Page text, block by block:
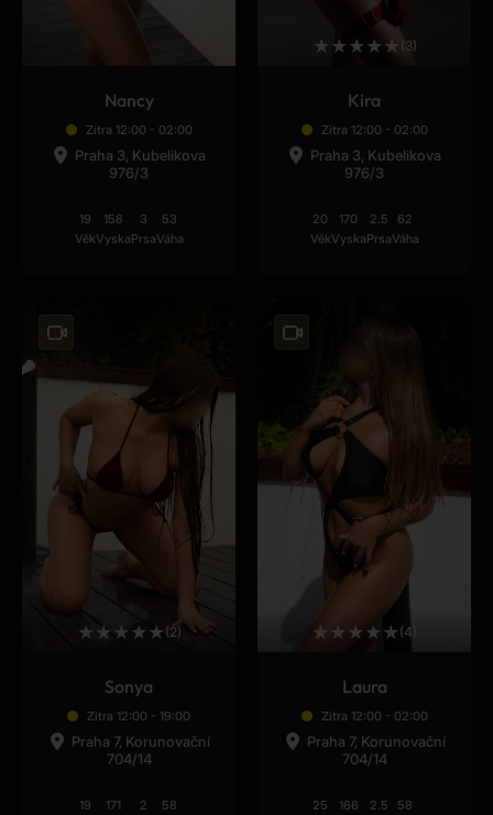
Nancy
Zítra 12:00 - 02:00
Praha 3, Kubelikova
976/3
19
Věk
158
Vyska
3
Prsa
53
Váha
★ ★ ★ ★ ★ (3)
Kira
Zítra 12:00 - 02:00
Praha 3, Kubelikova
976/3
20
Věk
170
Vyska
2.5
Prsa
62
Váha
★ ★★ ★ ★(2)
Sonya
Zítra 12:00 - 19:00
Praha 7, Korunovační
704/14
19
171
2
58
★ ★ ★ ★ ★ (4)
Laura
Zítra 12:00 - 02:00
Praha 7, Korunovační
704/14
25
166
2.5
58